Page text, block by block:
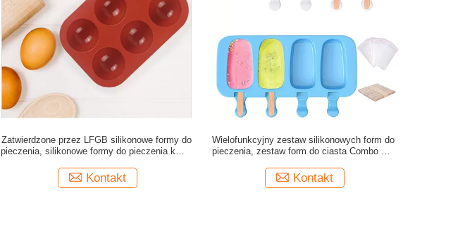
Zatwierdzone przez LFGB silikonowe formy do
pieczenia, silikonowe formy do pieczenia kulek
Kontakt
Wielofunkcyjny zestaw silikonowych form do
pieczenia, zestaw form do ciasta Combo Set
Kontakt